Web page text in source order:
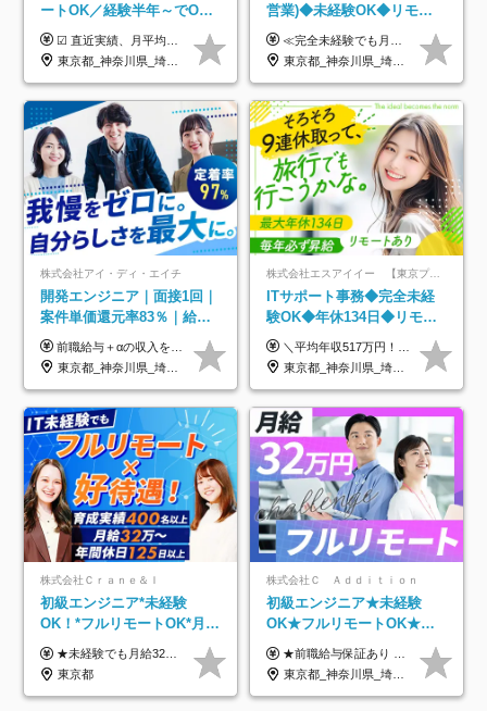
ートOK／経験半年～でOK
／実質還元率80～90%／前
給保証／AI系など最先端案
件多数
☑︎ 直近実績、月平均17,000円の昇給 ☑︎ 前職給与100%保証 ☑︎ 実質還元率80～90% ☑︎ 待機時も給与は満額支給 月給35万円～70万円＋交通費など各種手当 ※想定年収：4,200,000円～10,560,000円 ※経験・能力等を考慮の上で決定します。 ※上記金額には、みなし残業手当（50時間分・104,000円～212,000円）を含みます。超過分は別途追加支給します。 ┗残業時間は月平均10時間、多い時でも20時間程度と安定しております ★単価連動型の給与体系ではないため、万が一待機になってもその間の給与は満額支給しています。 ＜1年間の昇給事例をご紹介！＞ ・20代/フロントエンドエンジニア：月給274,000円→月給362,000円（＋88,000円/月） ・20代/iOSエンジニア：月給237,000円→月給287,000円（＋50,000円/月） ・20代/Androidエンジニア：月給316,000円→月給374,000円（＋58,000円/月） ・30代/Javaエンジニア（上流）：月給340,000円→月給418,000円（＋78,000円/月） ・30代/PMO：月給340,000円→月給418,000円（＋78,000円/月）
東京都_神奈川県_埼玉県_千葉県_大阪府_愛知県_北海道_青森県_岩手県_宮城県_秋田県_山形県_福島県_茨城県_栃木県_群馬県_新潟県_山梨県_長野県_富山県_石川県_福井県_静岡県_岐阜県_三重県_兵庫県_京都府_滋賀県_奈良県_和歌山県_広島県_岡山県_鳥取県_島根県_山口県_徳島県_香川県_愛媛県_高知県_福岡県_熊本県_佐賀県_長崎県_大分県_宮崎県_鹿児島県_沖縄県
営業)◆未経験OK◆リモー
トあり◆残業月3h◆服装髪
型自由
≪完全未経験でも月給40万円以上も可能です！≫ -------------- 【1】ITエンジニア 月給26万円～50万円＋プロジェクト手当＋資格手当 【2】IT事務、営業事務 月給26万円～50万円＋プロジェクト手当＋資格手当 ≪【1】【2】共通≫ ★上記給与には固定残業代20時間分(月3万719円～)を含みます。残業が超過した場合は、追加支給します(残業は月平均3時間とほぼ発生しません。残業がなくても、固定残業代は支給されます) ★試用期間6ヵ月あり（期間中は月給23万1000円～。固定残業代20時間分3万719円～を含む／超過分は別途支給） -------------- 【3】SES営業、SaaS営業 月給30万円以上＋インセンティブ＋各種手当 ★上記給与には固定残業代45時間分(月7万6967円～)を含みます。残業が超過した場合は、追加支給します(残業は月平均3時間とほぼ発生しません。残業がなくても、固定残業代は支給されます) ★試用期間6ヵ月あり(期間中も給与や福利厚生は同じです)
東京都_神奈川県_埼玉県_千葉県_大阪府_愛知県_北海道_青森県_岩手県_宮城県_秋田県_山形県_福島県_茨城県_栃木県_群馬県_新潟県_山梨県_長野県_富山県_石川県_福井県_静岡県_岐阜県_三重県_兵庫県_京都府_滋賀県_奈良県_和歌山県_広島県_岡山県_鳥取県_島根県_山口県_徳島県_香川県_愛媛県_高知県_福岡県_熊本県_佐賀県_長崎県_大分県_宮崎県_鹿児島県_沖縄県
株式会社アイ・ディ・エイチ
開発エンジニア｜面接1回｜
案件単価還元率83％｜給与
UP保証｜年休140日｜在宅
利用率9割｜独立支援・副業
制度
前職給与＋αの収入を保証 月給42万円～120万円＋各種手当＋賞与 給与基準が明確かつ高還元です。 一人ひとりが安定した環境のもと、長く活躍できる職場を目指しています。 ※平均年収650万円 ・還元率83％ ・各種手当について 職能手当／職務手当／資格手当／営業手当 など ※前職での経験・能力、給与などを考慮の上、当社規定により優遇いたします ※試用期間あり（3ヶ月／期間中の条件に変動はありません） ※上記金額には固定残業代（78,948円～225,564円/月30時間分）を含みます 超過分は別途全額支給いたします ・年収UPを保証 過去には転職時に〈年収200万円UP〉したエンジニアも在籍しています。入社時だけでなく、入社後も安心の給与水準で働ける環境です。キャリアや技術力が正当に評価されていないと感じていたら、一度面接でお話ししましょう！ 当社では管理職の人数は最低限にし、無駄な管理をしません。その費用削減分を社員の給与に還元しています！
東京都_神奈川県_埼玉県_千葉県_大阪府_愛知県_北海道_青森県_岩手県_宮城県_秋田県_山形県_福島県_茨城県_栃木県_群馬県_新潟県_山梨県_長野県_富山県_石川県_福井県_静岡県_岐阜県_三重県_兵庫県_京都府_滋賀県_奈良県_和歌山県_広島県_岡山県_鳥取県_島根県_山口県_徳島県_香川県_愛媛県_高知県_福岡県_熊本県_佐賀県_長崎県_大分県_宮崎県_鹿児島県_沖縄県
株式会社エスアイイー 【東京プロマーケット上場】
ITサポート事務◆完全未経
験OK◆年休134日◆リモー
トOK◆残業月7h以下◆賞与
年3回◆5年目まで必ず昇給
＼平均年収517万円！入社5年目まで毎年必ず昇給／ ■賞与年3回 ■年収800万円以上も可 ■入社3年以上の平均年収469.2万円 月給23万2000円以上＋賞与年3回＋各種手当 ☆入社5年目まで最大1万5000円の定期昇給を確約 ┃各種手当充実 ・規定の資格を取得すれば、2000円～5万円を毎月支給（2万4000円～60万円／年） ・研修中に取得した取得率95％の資格でも研修後の給料UP ※月給は年齢・経験・能力を考慮して、優遇いたします ※上記月給金額は固定残業代（20時間/3万1300円円以上）を含み、超過分は別途支給いたします ※試用期間（6ヶ月）は月給に変動はありますが、その他待遇に差異はありません ├入社後1ヶ月～3ヶ月間は、月給20万1900円となります └上記金額は固定残業代（10時間／1万6000円）を含み、超過分は別途支給いたします
東京都_神奈川県_埼玉県_千葉県_大阪府_愛知県_北海道_青森県_岩手県_宮城県_秋田県_山形県_福島県_茨城県_栃木県_群馬県_新潟県_山梨県_長野県_富山県_石川県_福井県_静岡県_岐阜県_三重県_兵庫県_京都府_滋賀県_奈良県_和歌山県_広島県_岡山県_鳥取県_島根県_山口県_徳島県_香川県_愛媛県_高知県_福岡県_熊本県_佐賀県_長崎県_大分県_宮崎県_鹿児島県_沖縄県
株式会社Ｃｒａｎｅ＆Ｉ
初級エンジニア*未経験
OK！*フルリモートOK*月給
32万～*残業月9.8h*1ヶ月の
研修*資格取得率100％
★未経験でも月給32万円スタート★ 月収32万円～35万円＋各種手当（資格手当だけで毎月15万の上乗せ実績あり！） ★資格手当豊富！1資格につき最大3万円支給 ★功績手当の導入で、毎月のお給与に上乗せで最大10万円支給している社員も！ ★1回の昇級で年収数十万UPも可 ★ゆくゆくは年収1000万以上も目指せる 年俸384万円～1,162万8,000円（12分割） ※経験・スキルを考慮の上決定します ※上記金額には固定残業代（月30h分・60,800円～66,500円）を含みます ※超過分は別途全額支給します ※試用期間2ヶ月間あり（その他待遇に差異はありません）
東京都
株式会社Ｃ Ａｄｄｉｔｉｏｎ
初級エンジニア★未経験
OK★フルリモートOK★月
給32万円～★残業月10h＆
年休120日以上★副業可
★前職給与保証あり ★月給32万円以上＋インセンティブあり 月給32万円以上＋インセンティブ＋各種手当 ※上記には固定残業代（月30時間・44,400円～）を含みます ※超過分は別途支給します ※試用期間はございません ★＼成果＝あなたの収入／★ 【1】案件単価ー8万円＝あなたの給与 参画したプロジェクトの案件単価から 一律8万円引いた金額があなたの給与です！ （月給例） ■1人称での構築・小規模な詳細設計 案件単価55万円ー8万円＝月給47万円（還元率85.5%） ■大型案件の設計・構築やプロジェクト管理 案件単価90万円ー8万円＝月給82万円（還元率91.1%） ‥‥‥‥‥‥‥‥‥‥‥‥‥‥‥‥‥‥ 【2】月給の他にも豊富なインセンティブあり 全員が月3～13万円のインセンティブをゲットしています！ ≪インセンティブ制度≫ 稼働している現場で増員・交代が発生し、 当社の人員を配属が決定した際に支給。 ◇C Addition正社員が参画 ：実粗利の10%／毎月 ◇協力会社所属の社員が参画：実粗利の30%／毎月 ≪リファラル制度≫ あなたの知り合いが当社のメンバーになった際に、 毎月1人あたり2万円支給します◎ ‥‥‥‥‥‥‥‥‥‥‥‥‥‥‥‥‥‥
東京都_神奈川県_埼玉県_千葉県_大阪府_愛知県_北海道_青森県_岩手県_宮城県_秋田県_山形県_福島県_茨城県_栃木県_群馬県_新潟県_山梨県_長野県_富山県_石川県_福井県_静岡県_岐阜県_三重県_兵庫県_京都府_滋賀県_奈良県_和歌山県_広島県_岡山県_鳥取県_島根県_山口県_徳島県_香川県_愛媛県_高知県_福岡県_熊本県_佐賀県_長崎県_大分県_宮崎県_鹿児島県_沖縄県